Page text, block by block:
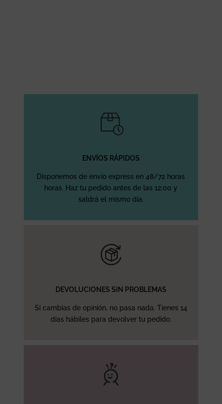
ENVÍOS RÁPIDOS
Disponemos de envío express en 48/72 horas
horas. Haz tu pedido antes de las 12:00 y
saldrá el mismo día.
DEVOLUCIONES SIN PROBLEMAS
Si cambias de opinión, no pasa nada. Tienes 14
días hábiles para devolver tu pedido.